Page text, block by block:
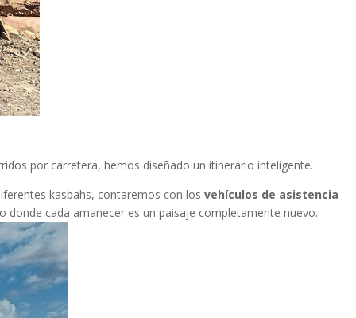
por carretera, hemos diseñado un itinerario inteligente.
kasbahs, contaremos con los vehículos de asistencia
donde cada amanecer es un paisaje completamente nuevo.